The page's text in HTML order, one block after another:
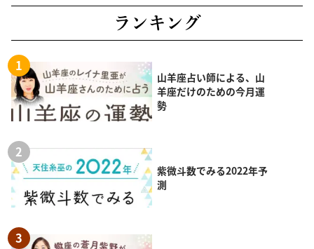
ランキング
山羊座占い師による、山
羊座だけのための今月運
勢
紫微斗数でみる2022年予
測